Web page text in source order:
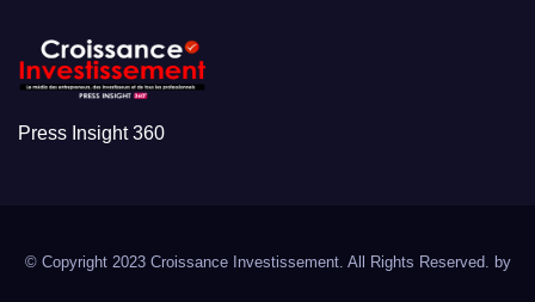
Press Insight 360
© Copyright 2023 Croissance Investissement. All Rights Reserved. by